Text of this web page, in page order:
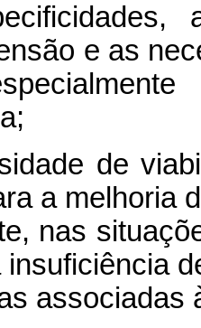
e as
de
a melhoria
nas
associadas